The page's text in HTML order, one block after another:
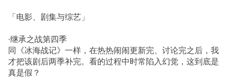
「电影、剧集与综艺」
·继承之战第四季
同《冰海战记》一样，在热热闹闹更新完、讨论完之后，我
才把该剧后两季补完。看的过程中时常陷入幻觉，这到底是
真是假？